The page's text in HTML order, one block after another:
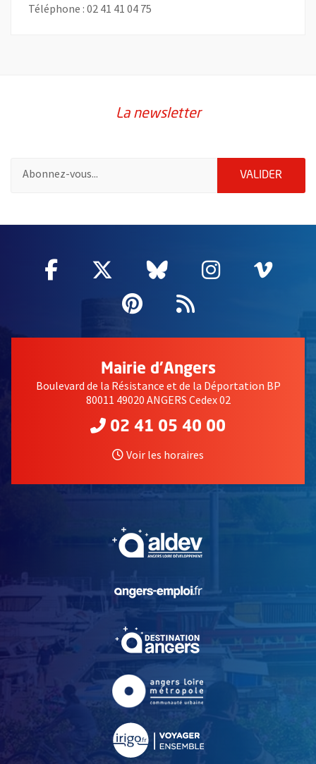
Téléphone : 02 41 41 04 75
La newsletter
VALIDER
Facebook
, Ouvre une nouvelle fenêtre
Twitter
, Ouvre une nouvelle
Bluesky
, Ouvre une
Instagram
, Ouvre
,
Pinterest
, Ouvre une
Flux RSS
Mairie d'Angers
Boulevard de la Résistance et de la Déportation BP
80011 49020 ANGERS Cedex 02
02 41 05 40 00
Voir les horaires
, Ouvre une nouvelle
, Ouvre une nouvelle